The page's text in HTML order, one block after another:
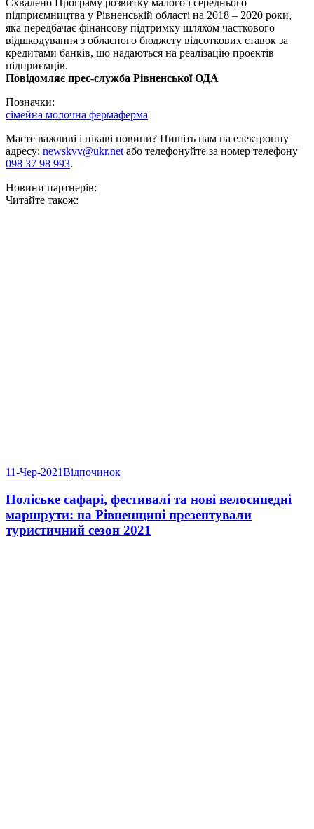
Схвалено Програму розвитку малого і середнього
підприємництва у Рівненській області на 2018 – 2020 роки,
яка передбачає фінансову підтримку шляхом часткового
відшкодування з обласного бюджету відсоткових ставок за
кредитами банків, що надаються на реалізацію проектів
підприємців.
Повідомляє прес-служба Рівненської ОДА
Позначки:
сімейна молочна фермаферма
Маєте важливі і цікаві новини? Пишіть нам на електронну
адресу: newskvv@ukr.netабо телефонуйте за номер телефону
098 37 98 993.
Новини партнерів:
Читайте також:
11-Чер-2021Відпочинок
Поліське сафарі, фестивалі та нові велосипедні
маршрути: на Рівненщині презентували
туристичний сезон 2021